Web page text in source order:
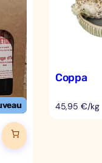
Coppa
45,95 €/kg